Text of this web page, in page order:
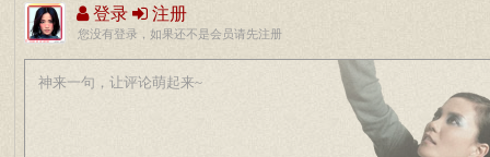
登录 注册
您没有登录，如果还不是会员请先注册